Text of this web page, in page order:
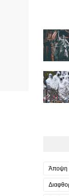
Άποψη